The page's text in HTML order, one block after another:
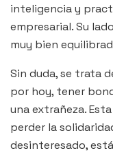
inteligencia y
empresarial. Su
muy bien
Sin duda, se trata
por hoy, tener
una extrañeza.
perder la
desinteresado,